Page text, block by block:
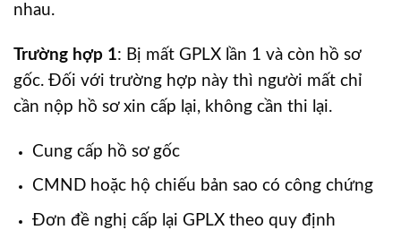
nhau.
Trường hợp 1: Bị mất GPLX lần 1 và còn hồ sơ
gốc. Đối với trường hợp này thì người mất chỉ
cần nộp hồ sơ xin cấp lại, không cần thi lại.
Cung cấp hồ sơ gốc
CMND hoặc hộ chiếu bản sao có công chứng
Đơn đề nghị cấp lại GPLX theo quy định